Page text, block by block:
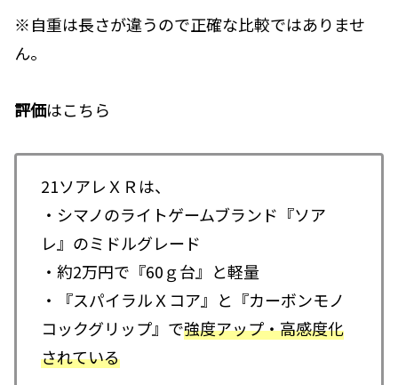
※自重は長さが違うので正確な比較ではありませ
ん。
評価はこちら
21ソアレＸＲは、
・シマノのライトゲームブランド『ソア
レ』のミドルグレード
・約2万円で『60ｇ台』と軽量
・『スパイラルＸコア』と『カーボンモノ
コックグリップ』で強度アップ・高感度化
されている